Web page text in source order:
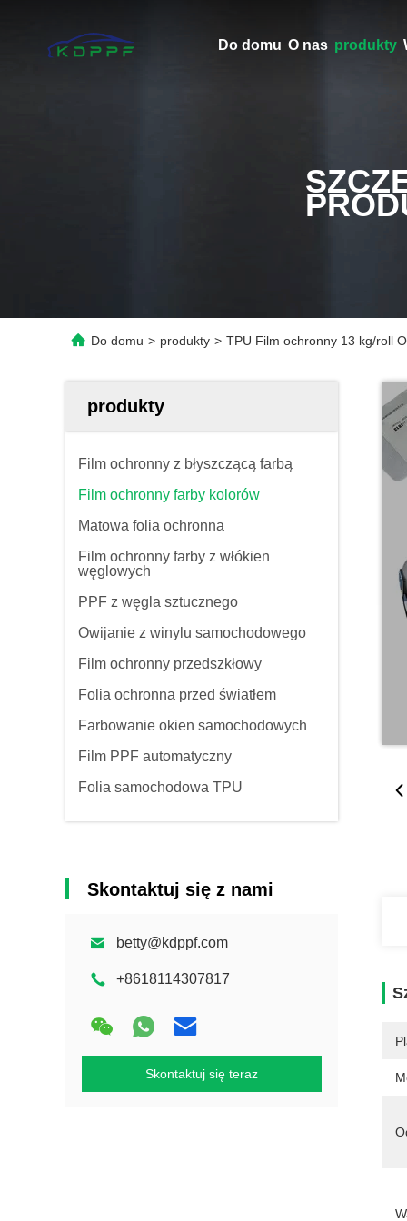
Do domu O nas produkty
Do domu > produkty > TPU Film ochronny 13 kg/roll
produkty
Film ochronny z błyszczącą farbą
Film ochronny farby kolorów
Matowa folia ochronna
Film ochronny farby z włókien
węglowych
PPF z węgla sztucznego
Owijanie z winylu samochodowego
Film ochronny przedszkłowy
Folia ochronna przed światłem
Farbowanie okien samochodowych
Film PPF automatyczny
Folia samochodowa TPU
Skontaktuj się z nami
betty@kdppf.com
+8618114307817
Skontaktuj się teraz